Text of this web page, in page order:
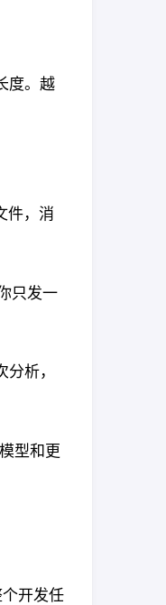
度。越
件，消
只发一
析，
型和更
开发任